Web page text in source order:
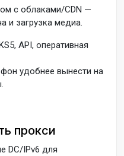
с облаками/CDN —
и загрузка медиа.
API, оперативная
удобнее вынести на
прокси
DC/IPv6 для